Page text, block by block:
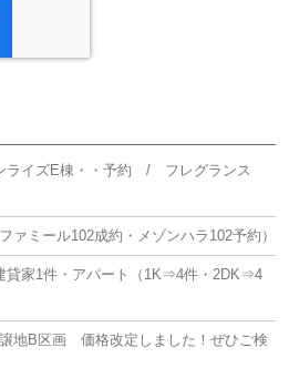
ライズE棟・・予約 / フレグランス
ミール102成約・メゾンハラ102予約）
家1件・アパート（1K⇒4件・2DK⇒4
地B区画 価格改定しました！ぜひご検